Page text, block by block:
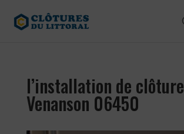
l’installation de clôture
Venanson 06450